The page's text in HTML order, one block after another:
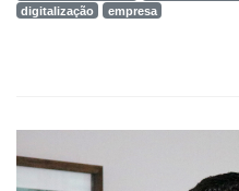
digitalização
empresa